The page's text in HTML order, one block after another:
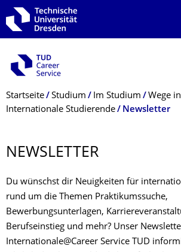
Zur Hauptnavigation springen
Zur Suche springen
Zum Inhalt springen
Breadcrumb-Menü
Startseite Studium Im Studium
Wege
Internationale Studierende
Newsletter
NEWSLETTER
Du wünschst dir Neuigkeiten für
rund um die Themen Praktikumssuche,
Bewerbungsunterlagen,
Berufseinstieg und mehr? Unser
Internationale@Career Service TUD